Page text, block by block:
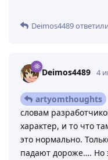
Deimos4489
Deimos4489 4
artyomthoughts
словам
характер, и то что
это нормально.
падают дороже…. Но